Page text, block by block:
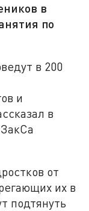
в
по
в 200
и
в
от
их в
подтянуть